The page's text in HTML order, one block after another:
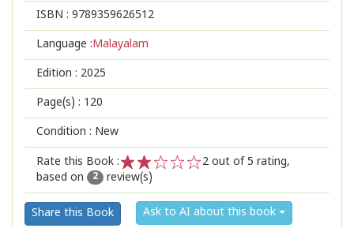
ISBN : 9789359626512
Language :Malayalam
Edition : 2025
Page(s) : 120
Condition : New
Rate this Book :
2
1
2 out of 5 rating,
based on
2 review(s)
Share this Book Ask to AI about this book